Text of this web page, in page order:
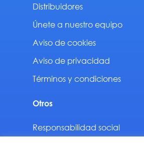
Distribuidores
Únete a nuestro equipo
Aviso de cookies
Aviso de privacidad
Términos y condiciones
Otros
Responsabilidad social